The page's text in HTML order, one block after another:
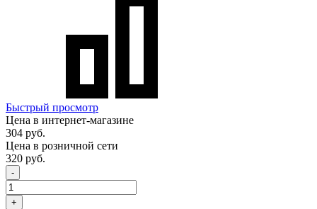
Быстрый просмотр
Цена в интернет-магазине
304 руб.
Цена в розничной сети
320 руб.
-
+